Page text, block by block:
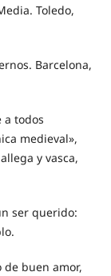
Toledo,
Barcelona,
a todos
medieval»,
y vasca,
ser querido:
de buen amor,